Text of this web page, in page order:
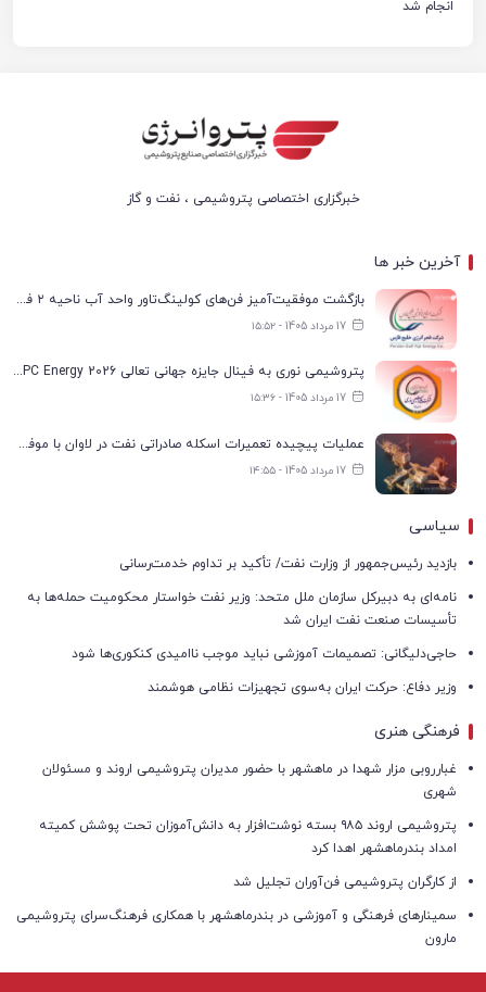
انجام شد
خبرگزاری اختصاصی پتروشیمی ، نفت و گاز
آخرین خبر ها
بازگشت موفقیت‌آمیز فن‌های کولینگ‌تاور واحد آب ناحیه ۲ فجر انرژی به مدار تولید
17 مرداد 1405 - ۱۵:۵۲
پتروشیمی نوری به فینال جایزه جهانی تعالی WPC Energy 2026 رسید
17 مرداد 1405 - ۱۵:۳۶
عملیات پیچیده تعمیرات اسکله صادراتی نفت در لاوان با موفقیت انجام شد
17 مرداد 1405 - ۱۴:۵۵
سیاسی
بازدید رئیس‌جمهور از وزارت نفت/ تأکید بر تداوم خدمت‌رسانی
نامه‌ای به دبیرکل سازمان ملل متحد: وزیر نفت خواستار محکومیت حمله‌ها به
تأسیسات صنعت نفت ایران شد
حاجی‌دلیگانی: تصمیمات آموزشی نباید موجب ناامیدی کنکوری‌ها شود
وزیر دفاع: حرکت ایران به‌سوی تجهیزات نظامی هوشمند
فرهنگی هنری
غبارروبی مزار شهدا در ماهشهر با حضور مدیران پتروشیمی اروند و مسئولان
شهری
پتروشیمی اروند ۹۸۵ بسته نوشت‌افزار به دانش‌آموزان تحت پوشش کمیته
امداد بندرماهشهر اهدا کرد
از کارگران پتروشیمی فن‌آوران تجلیل شد
سمینارهای فرهنگی و آموزشی در بندرماهشهر با همکاری فرهنگ‌سرای پتروشیمی
مارون